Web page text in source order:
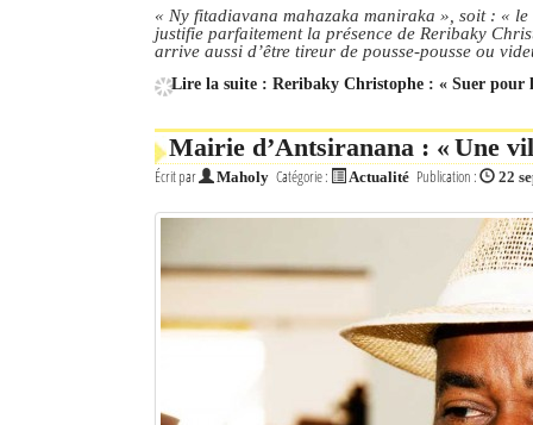
L'actualité du tourisme
Diego Suarez Pratique
« Ny fitadiavana mahazaka maniraka », soit : «
justifie parfaitement la présence de Reribaky
arrive aussi d’être tireur de pousse-pousse ou
Lire la suite : Reribaky Christophe : « Suer pour
Mairie d’Antsiranana : « Une
Écrit par Maholy Catégorie : Actualité Publication : 22